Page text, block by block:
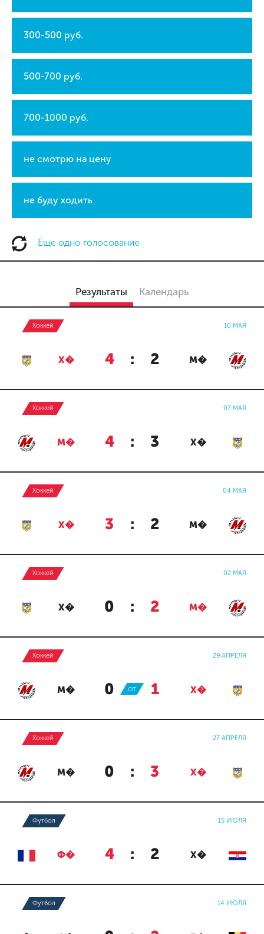
300-500 руб.
500-700 руб.
700-1000 руб.
не смотрю на цену
не буду ходить
Еще одно голосование
Результаты Календарь
Хоккей 10 МАЯ
Х� 4 : 2 М�
Хоккей 07 МАЯ
М� 4 : 3 Х�
Хоккей 04 МАЯ
Х� 3 : 2 М�
Хоккей 02 МАЯ
Х� 0 : 2 М�
Хоккей 29 АПРЕЛЯ
М� 0 : 1 Х�
ОТ
Хоккей 27 АПРЕЛЯ
М� 0 : 3 Х�
Футбол 15 ИЮЛЯ
Ф� 4 : 2 Х�
Футбол 14 ИЮЛЯ